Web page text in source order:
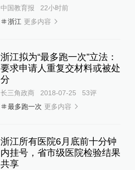
中国教育报
22小时前
浙江 更多内容
浙江拟为“最多跑一次”立法：
要求申请人重复交材料或被处
分
长三角政商 2018-07-25 53评
最多跑一次 更多内容
浙江所有医院6月底前十分钟
内挂号，省市级医院检验结果
共享